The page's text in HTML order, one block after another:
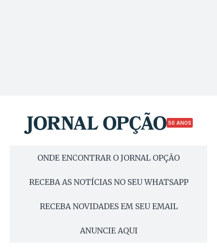
50 ANOS
ONDE ENCONTRAR O JORNAL OPÇÃO
RECEBA AS NOTÍCIAS NO SEU WHATSAPP
RECEBA NOVIDADES EM SEU EMAIL
ANUNCIE AQUI